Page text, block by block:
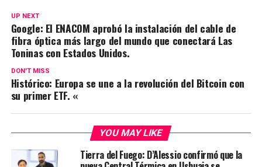
UP NEXT
Google: El ENACOM aprobó la instalación del cable de
fibra óptica más largo del mundo que conectará Las
Toninas con Estados Unidos.
DON'T MISS
Histórico: Europa se une a la revolución del Bitcoin con
su primer ETF. «
YOU MAY LIKE
Tierra del Fuego: D’Alessio confirmó que la